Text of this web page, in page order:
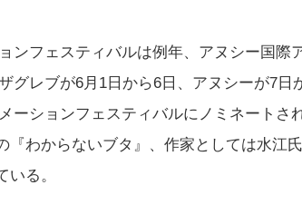
ンフェスティバルは例年、アヌシー国際
グレブが6月1日から6日、アヌシーが7日
ーションフェスティバルにノミネートさ
『わからないブタ』、作家としては水江
いる。